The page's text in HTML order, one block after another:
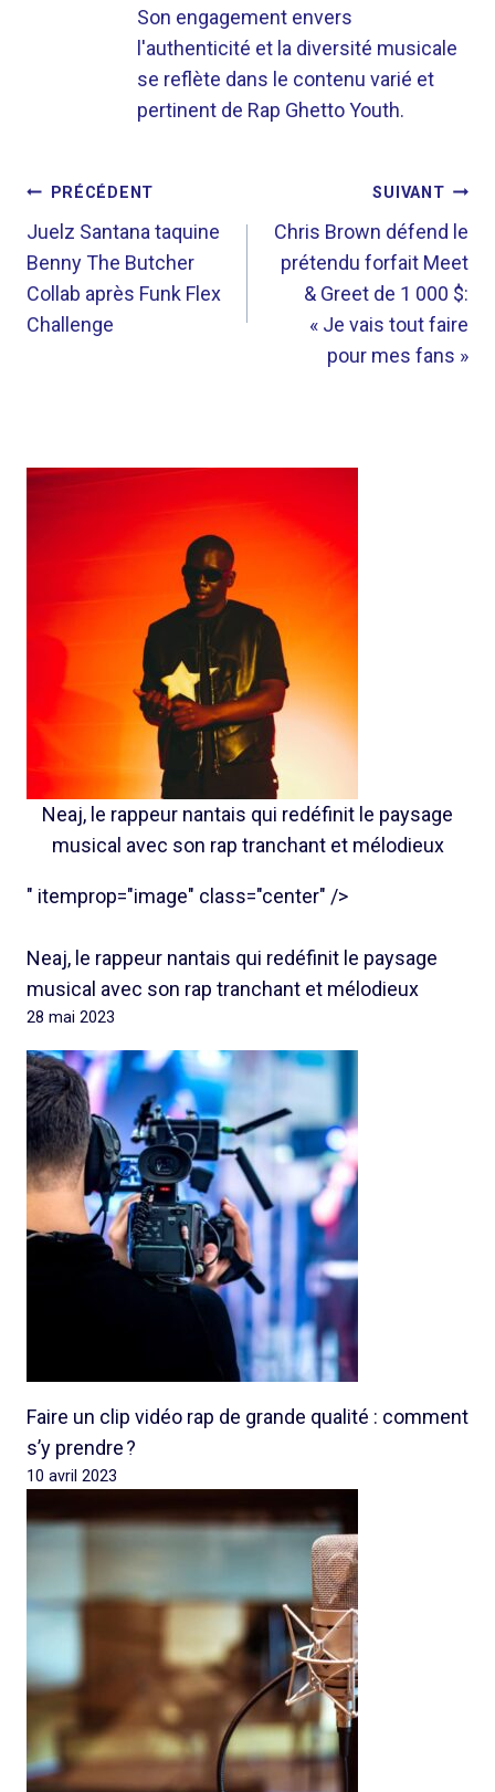
Son engagement envers
l'authenticité et la diversité musicale
se reflète dans le contenu varié et
pertinent de Rap Ghetto Youth.
NAVIGATION
DE
L’ARTICLE
PRÉCÉDENT
Juelz Santana taquine
Benny The Butcher
Collab après Funk Flex
Challenge
SUIVANT
Chris Brown défend le
prétendu forfait Meet
& Greet de 1 000 $:
« Je vais tout faire
pour mes fans »
Neaj, le rappeur nantais qui redéfinit le paysage
musical avec son rap tranchant et mélodieux
" itemprop="image" class="center" />
Neaj, le rappeur nantais qui redéfinit le paysage
musical avec son rap tranchant et mélodieux
28 mai 2023
Faire un clip vidéo rap de grande qualité : comment
s’y prendre ?
10 avril 2023